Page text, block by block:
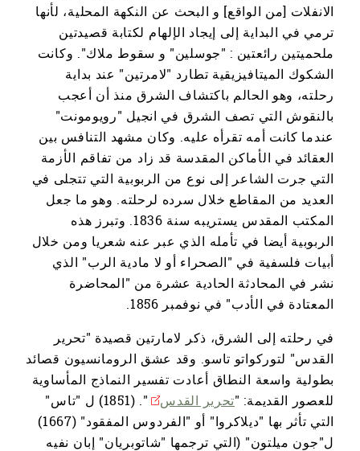
الانفلات [من الواقع] و البحث عن النكهة المحلية، لأنها
ترمي في البداية إلى إيجاد الإلهام لكتابة قصيدتين
ملحميتين رائعتين : "جوسلين" و سقوط ملاك". وكانت
الشكوك الميتافيزيقية تطارد "لامرتين" عند بداية
رحلته، وهو الحالم باكتشاف الشرق منذ أن أعجب
بالنقوش التي تصف الشرق في انجيل "رويومونت"
عندما كانت أمه تقرأه عليه. وكان مشهد التنافس بين
العقائد في الأماكن المقدسة قد زاد من تفاقم الأزمة
التي جرت الشاعر إلى نوع من الربوبية التي تتجلى في
العديد من المقاطع خلال سرده لرحلته. وهو ما جعل
المكتب المقدس يستريبه سنة 1836. وتبرز هذه
الربوبية أيضا في تأمله الذي عبر عنه شعريا ومن خلال
أبيات فلسفية في "الصحراء أو لا مادية الرب" الذي
نشر في المحادثة الحادية عشرة من "المحاضرة
المعتادة في الأدب" في نوفمبر 1856.
في رحلته إلى الشرق، ذكر لامارتين قصيدة "تحرير
القدس" لتوركواتو تاسو. وقد عشق الرومانسيون قصائد
بطولية واسعة النطاق أعادت تفسير النماذج المأساوية
للعصور القديمة: "تحرير القدس
". (1851) ل "تاس"
التي تأثر بها "ديلاكروا" أو "الفردوس المفقود" (1667)
ل"جون ميلتون" (التي ترجمها "شاتوبريان" إبان نفيه